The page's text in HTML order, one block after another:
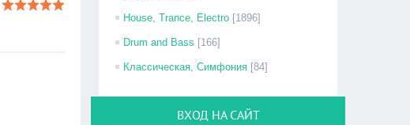
House, Trance, Electro [1896]
Drum and Bass [166]
Классическая, Симфония [84]
ВХОД НА САЙТ